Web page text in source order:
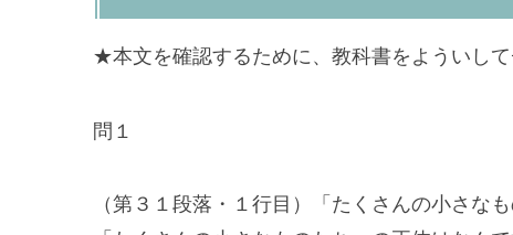
★本文を確認するために、教科書をよういして
問１
（第３１段落・１行目）「たくさんの小さな